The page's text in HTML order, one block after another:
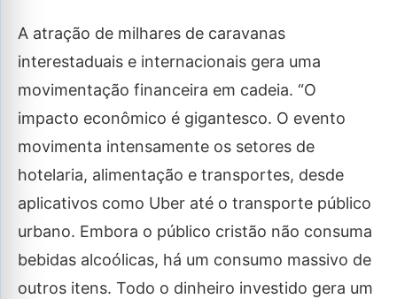
A atração de milhares de caravanas
interestaduais e internacionais gera uma
movimentação financeira em cadeia. “O
impacto econômico é gigantesco. O evento
movimenta intensamente os setores de
hotelaria, alimentação e transportes, desde
aplicativos como Uber até o transporte público
urbano. Embora o público cristão não consuma
bebidas alcoólicas, há um consumo massivo de
outros itens. Todo o dinheiro investido gera um